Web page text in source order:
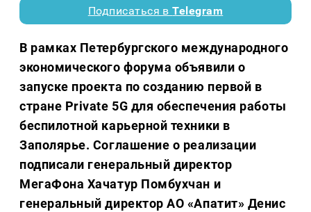
Подписаться вTelegram
В рамках Петербургского международного
экономического форума объявили о
запуске проекта по созданию первой в
стране Private 5G для обеспечения работы
беспилотной карьерной техники в
Заполярье. Соглашение о реализации
подписали генеральный директор
МегаФона Хачатур Помбухчан и
генеральный директор АО «Апатит» Денис